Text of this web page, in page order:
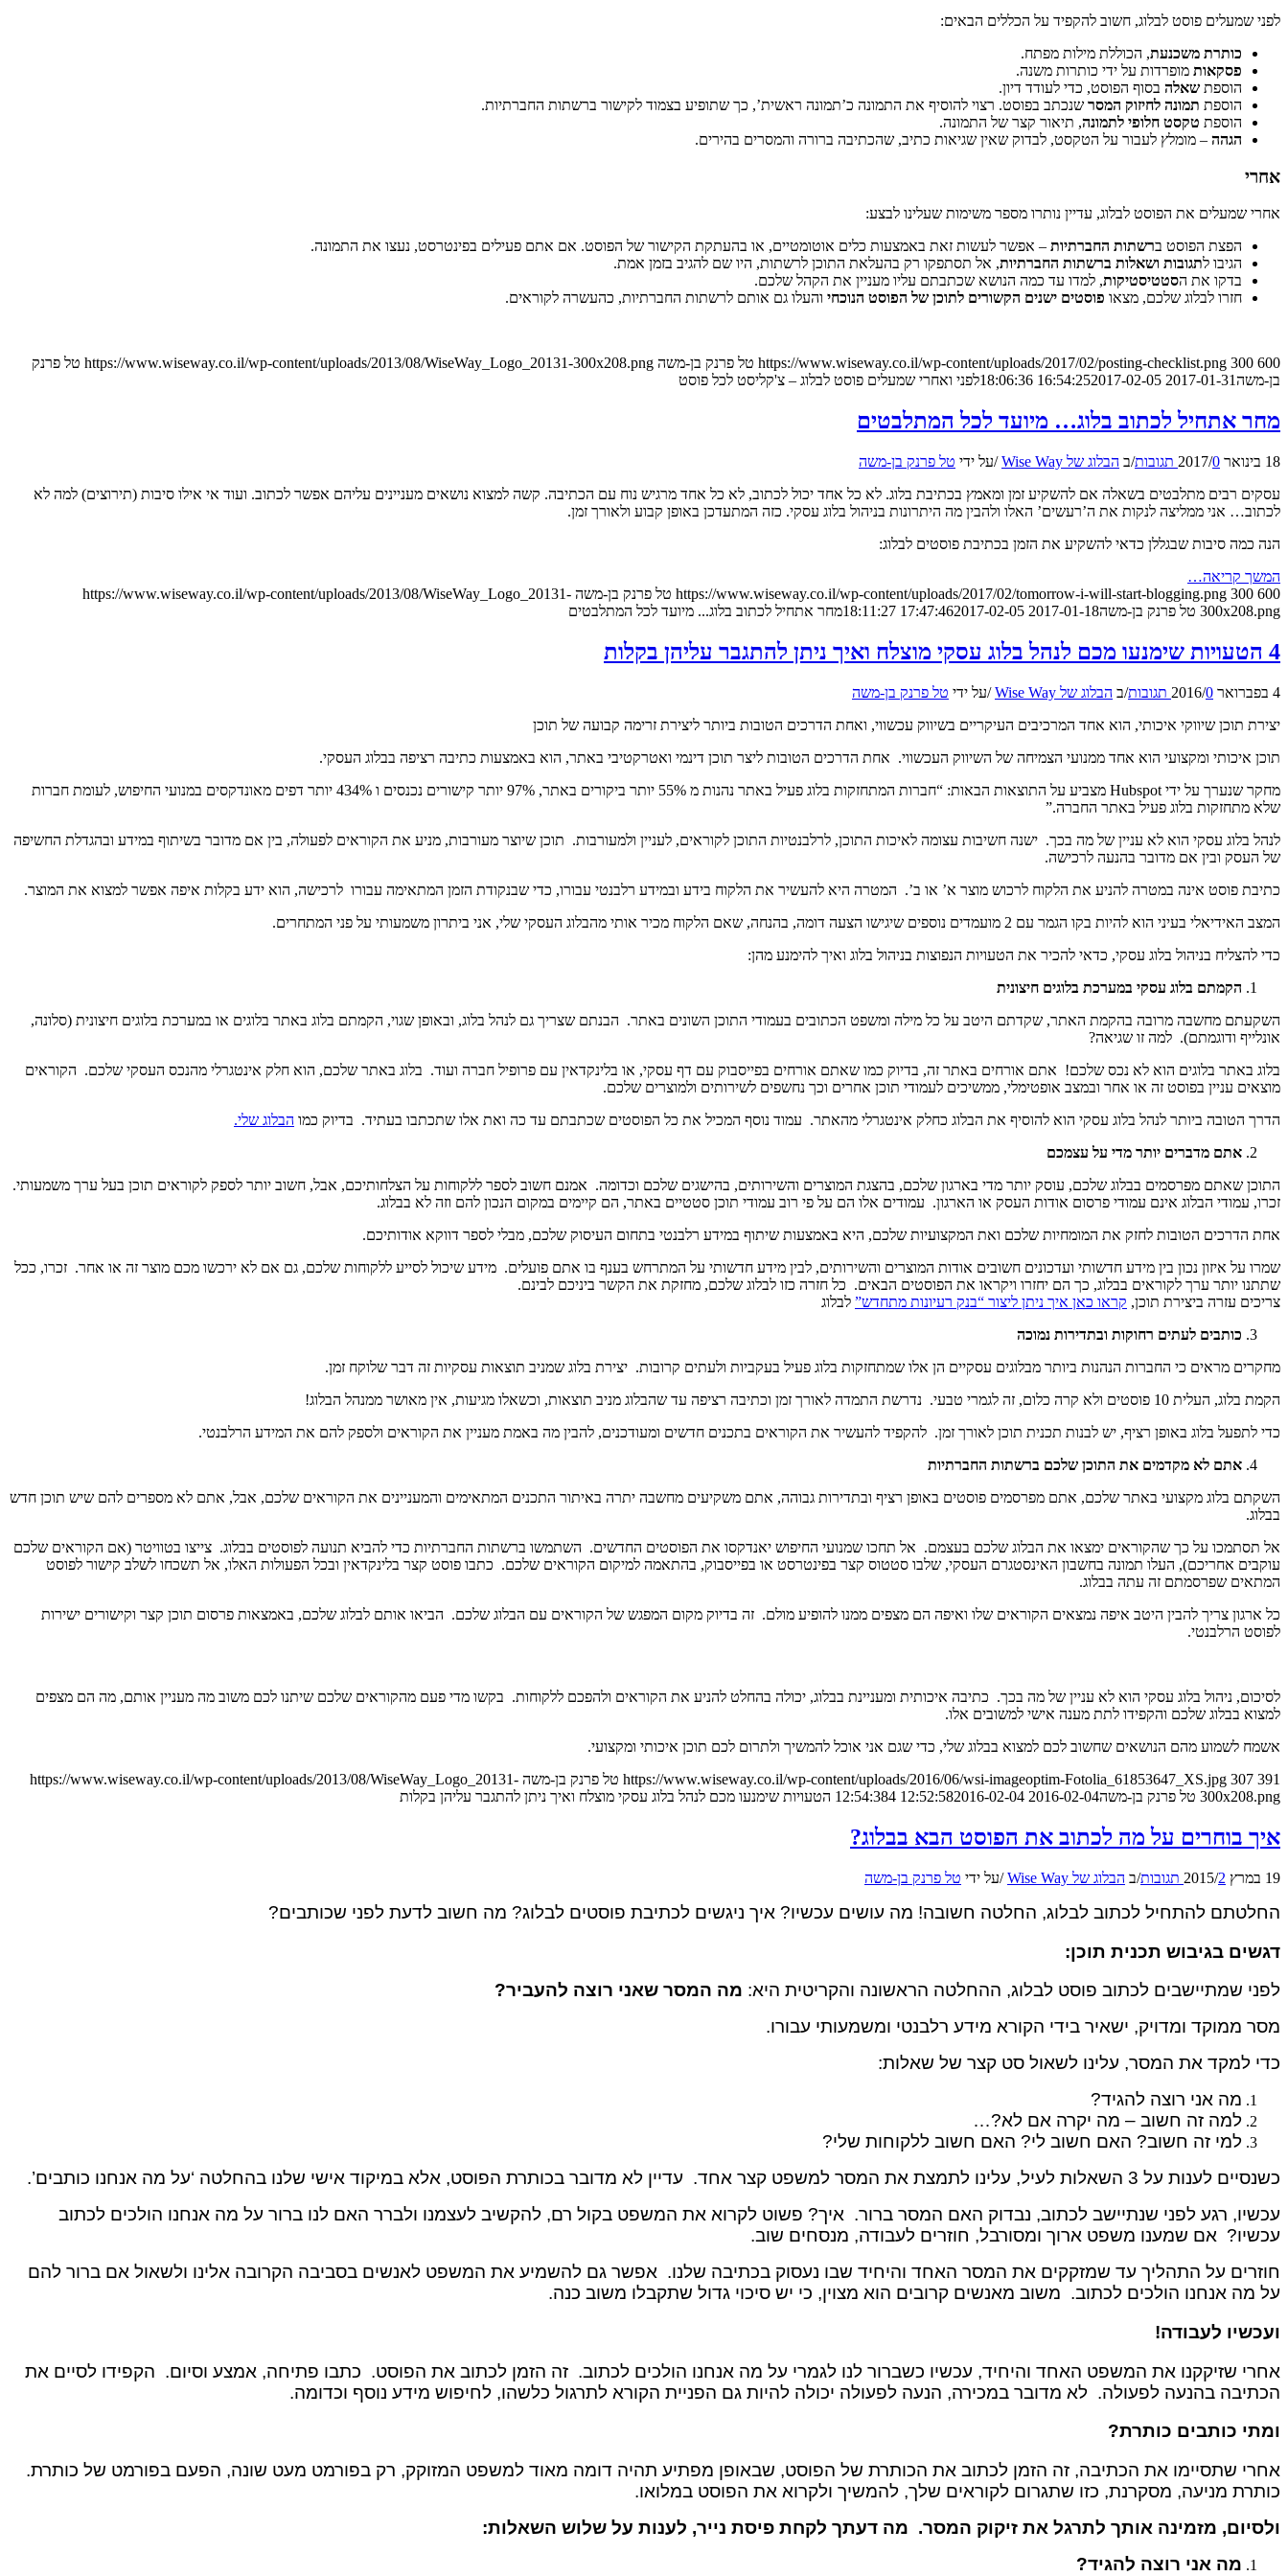
לפני שמעלים פוסט לבלוג, חשוב להקפיד על הכללים הבאים:
כותרת משכנעת, הכוללת מילות מפתח.
פסקאות מופרדות על ידי כותרות משנה.
הוספת שאלה בסוף הפוסט, כדי לעודד דיון.
הוספת תמונה לחיזוק המסר שנכתב בפוסט. רצוי להוסיף את התמונה כ’תמונה ראשית’, כך שתופיע בצמוד לקישור ברשתות החברתיות.
הוספת טקסט חלופי לתמונה, תיאור קצר של התמונה.
הגהה – מומלץ לעבור על הטקסט, לבדוק שאין שגיאות כתיב, שהכתיבה ברורה והמסרים בהירים.
אחרי
אחרי שמעלים את הפוסט לבלוג, עדיין נותרו מספר משימות שעלינו לבצע:
הפצת הפוסט ברשתות החברתיות – אפשר לעשות זאת באמצעות כלים אוטומטיים, או בהעתקת הקישור של הפוסט. אם אתם פעילים בפינטרסט, נעצו את התמונה.
הגיבו לתגובות ושאלות ברשתות החברתיות, אל תסתפקו רק בהעלאת התוכן לרשתות, היו שם להגיב בזמן אמת.
בדקו את הסטטיסטיקות, למדו עד כמה הנושא שכתבתם עליו מעניין את הקהל שלכם.
חזרו לבלוג שלכם, מצאו פוסטים ישנים הקשורים לתוכן של הפוסט הנוכחי והעלו גם אותם לרשתות החברתיות, כהעשרה לקוראים.
https://www.wiseway.co.il/wp-content/uploads/2017/02/posting-checklist.png 300 600 טל פרנק בן-משה https://www.wiseway.co.il/wp-content/uploads/2013/08/WiseWay_Logo_20131-300x208.png טל פרנק
בן-משה2017-01-31 16:54:25
2017-02-05 18:06:36 לפני ואחרי שמעלים פוסט לבלוג – צ'קליסט לכל פוסט
מחר אתחיל לכתוב בלוג… מיועד לכל המתלבטים
18 בינואר 2017 /0 תגובות /ב הבלוג של Wise Way /על ידי טל פרנק בן-משה
עסקים רבים מתלבטים בשאלה אם להשקיע זמן ומאמץ בכתיבת בלוג. לא כל אחד יכול לכתוב, לא כל אחד מרגיש נוח עם הכתיבה. קשה למצוא נושאים מעניינים עליהם אפשר לכתוב. ועוד אי אילו סיבות (תירוצים) למה לא
לכתוב… אני ממליצה לנקות את ה’רעשים’ האלו ולהבין מה היתרונות בניהול בלוג עסקי. כזה המתעדכן באופן קבוע ולאורך זמן.
הנה כמה סיבות שבגללן כדאי להשקיע את הזמן בכתיבת פוסטים לבלוג:
המשך קריאה…
https://www.wiseway.co.il/wp-content/uploads/2017/02/tomorrow-i-will-start-blogging.png 300 600 טל פרנק בן-משה https://www.wiseway.co.il/wp-content/uploads/2013/08/WiseWay_Logo_20131-
300x208.png טל פרנק בן-משה2017-01-18 17:47:46
2017-02-05 18:11:27 מחר אתחיל לכתוב בלוג... מיועד לכל המתלבטים
4 הטעויות שימנעו מכם לנהל בלוג עסקי מוצלח ואיך ניתן להתגבר עליהן בקלות
4 בפברואר 2016 /0 תגובות /ב הבלוג של Wise Way /על ידי טל פרנק בן-משה
יצירת תוכן שיווקי איכותי, הוא אחד המרכיבים העיקריים בשיווק עכשווי, ואחת הדרכים הטובות ביותר ליצירת זרימה קבועה של תוכן
תוכן איכותי ומקצועי הוא אחד ממנועי הצמיחה של השיווק העכשווי. אחת הדרכים הטובות ליצר תוכן דינמי ואטרקטיבי באתר, הוא באמצעות כתיבה רציפה בבלוג העסקי.
מחקר שנערך על ידי Hubspot מצביע על התוצאות הבאות: “חברות המתחזקות בלוג פעיל באתר נהנות מ 55% יותר ביקורים באתר, 97% יותר קישורים נכנסים ו 434% יותר דפים מאונדקסים במנועי החיפוש, לעומת חברות
שלא מתחזקות בלוג פעיל באתר החברה.”
לנהל בלוג עסקי הוא לא עניין של מה בכך. ישנה חשיבות עצומה לאיכות התוכן, לרלבנטיות התוכן לקוראים, לעניין ולמעורבות. תוכן שיוצר מעורבות, מניע את הקוראים לפעולה, בין אם מדובר בשיתוף במידע ובהגדלת החשיפה
של העסק ובין אם מדובר בהנעה לרכישה.
כתיבת פוסט אינה במטרה להניע את הלקוח לרכוש מוצר א’ או ב’. המטרה היא להעשיר את הלקוח בידע ובמידע רלבנטי עבורו, כדי שבנקודת הזמן המתאימה עבורו לרכישה, הוא ידע בקלות איפה אפשר למצוא את המוצר.
המצב האידיאלי בעיני הוא להיות בקו הגמר עם 2 מועמדים נוספים שיגישו הצעה דומה, בהנחה, שאם הלקוח מכיר אותי מהבלוג העסקי שלי, אני ביתרון משמעותי על פני המתחרים.
כדי להצליח בניהול בלוג עסקי, כדאי להכיר את הטעויות הנפוצות בניהול בלוג ואיך להימנע מהן:
הקמתם בלוג עסקי במערכת בלוגים חיצונית
השקעתם מחשבה מרובה בהקמת האתר, שקדתם היטב על כל מילה ומשפט הכתובים בעמודי התוכן השונים באתר. הבנתם שצריך גם לנהל בלוג, ובאופן שגוי, הקמתם בלוג באתר בלוגים או במערכת בלוגים חיצונית (סלונה,
אונלייף ודוגמתם). למה זו שגיאה?
בלוג באתר בלוגים הוא לא נכס שלכם! אתם אורחים באתר זה, בדיוק כמו שאתם אורחים בפייסבוק עם דף עסקי, או בלינקדאין עם פרופיל חברה ועוד. בלוג באתר שלכם, הוא חלק אינטגרלי מהנכס העסקי שלכם. הקוראים
מוצאים עניין בפוסט זה או אחר ובמצב אופטימלי, ממשיכים לעמודי תוכן אחרים וכך נחשפים לשירותים ולמוצרים שלכם.
הדרך הטובה ביותר לנהל בלוג עסקי הוא להוסיף את הבלוג כחלק אינטגרלי מהאתר. עמוד נוסף המכיל את כל הפוסטים שכתבתם עד כה ואת אלו שתכתבו בעתיד. בדיוק כמו הבלוג שלי.
אתם מדברים יותר מדי על עצמכם
התוכן שאתם מפרסמים בבלוג שלכם, עוסק יותר מדי בארגון שלכם, בהצגת המוצרים והשירותים, בהישגים שלכם וכדומה. אמנם חשוב לספר ללקוחות על הצלחותיכם, אבל, חשוב יותר לספק לקוראים תוכן בעל ערך משמעותי.
זכרו, עמודי הבלוג אינם עמודי פרסום אודות העסק או הארגון. עמודים אלו הם על פי רוב עמודי תוכן סטטיים באתר, הם קיימים במקום הנכון להם וזה לא בבלוג.
אחת הדרכים הטובות לחזק את המומחיות שלכם ואת המקצועיות שלכם, היא באמצעות שיתוף במידע רלבנטי בתחום העיסוק שלכם, מבלי לספר דווקא אודותיכם.
שמרו על איזון נכון בין מידע חדשותי ועדכונים חשובים אודות המוצרים והשירותים, לבין מידע חדשותי על המתרחש בענף בו אתם פועלים. מידע שיכול לסייע ללקוחות שלכם, גם אם לא ירכשו מכם מוצר זה או אחר. זכרו, ככל
שתתנו יותר ערך לקוראים בבלוג, כך הם יחזרו ויקראו את הפוסטים הבאים. כל חזרה כזו לבלוג שלכם, מחזקת את הקשר ביניכם לבינם.
צריכים עזרה ביצירת תוכן, קראו כאן איך ניתן ליצור “בנק רעיונות מתחדש” לבלוג
כותבים לעתים רחוקות ובתדירות נמוכה
מחקרים מראים כי החברות הנהנות ביותר מבלוגים עסקיים הן אלו שמתחזקות בלוג פעיל בעקביות ולעתים קרובות. יצירת בלוג שמניב תוצאות עסקיות זה דבר שלוקח זמן.
הקמת בלוג, העלית 10 פוסטים ולא קרה כלום, זה לגמרי טבעי. נדרשת התמדה לאורך זמן וכתיבה רציפה עד שהבלוג מניב תוצאות, וכשאלו מגיעות, אין מאושר ממנהל הבלוג!
כדי לתפעל בלוג באופן רציף, יש לבנות תכנית תוכן לאורך זמן. להקפיד להעשיר את הקוראים בתכנים חדשים ומעודכנים, להבין מה באמת מעניין את הקוראים ולספק להם את המידע הרלבנטי.
אתם לא מקדמים את התוכן שלכם ברשתות החברתיות
השקתם בלוג מקצועי באתר שלכם, אתם מפרסמים פוסטים באופן רציף ובתדירות גבוהה, אתם משקיעים מחשבה יתרה באיתור התכנים המתאימים והמעניינים את הקוראים שלכם, אבל, אתם לא מספרים להם שיש תוכן חדש
בבלוג.
אל תסתמכו על כך שהקוראים ימצאו את הבלוג שלכם בעצמם. אל תחכו שמנועי החיפוש יאנדקסו את הפוסטים החדשים. השתמשו ברשתות החברתיות כדי להביא תנועה לפוסטים בבלוג. צייצו בטוויטר (אם הקוראים שלכם
עוקבים אחריכם), העלו תמונה בחשבון האינסטגרם העסקי, שלבו סטטוס קצר בפינטרסט או בפייסבוק, בהתאמה למיקום הקוראים שלכם. כתבו פוסט קצר בלינקדאין ובכל הפעולות האלו, אל תשכחו לשלב קישור לפוסט
המתאים שפרסמתם זה עתה בבלוג.
כל ארגון צריך להבין היטב איפה נמצאים הקוראים שלו ואיפה הם מצפים ממנו להופיע מולם. זה בדיוק מקום המפגש של הקוראים עם הבלוג שלכם. הביאו אותם לבלוג שלכם, באמצאות פרסום תוכן קצר וקישורים ישירות
לפוסט הרלבנטי.
לסיכום, ניהול בלוג עסקי הוא לא עניין של מה בכך. כתיבה איכותית ומעניינת בבלוג, יכולה בהחלט להניע את הקוראים ולהפכם ללקוחות. בקשו מדי פעם מהקוראים שלכם שיתנו לכם משוב מה מעניין אותם, מה הם מצפים
למצוא בבלוג שלכם והקפידו לתת מענה אישי למשובים אלו.
אשמח לשמוע מהם הנושאים שחשוב לכם למצוא בבלוג שלי, כדי שגם אני אוכל להמשיך ולתרום לכם תוכן איכותי ומקצועי.
https://www.wiseway.co.il/wp-content/uploads/2016/06/wsi-imageoptim-Fotolia_61853647_XS.jpg 307 391 טל פרנק בן-משה https://www.wiseway.co.il/wp-content/uploads/2013/08/WiseWay_Logo_20131-
300x208.png טל פרנק בן-משה2016-02-04 12:52:58
2016-02-04 12:54:38 4 הטעויות שימנעו מכם לנהל בלוג עסקי מוצלח ואיך ניתן להתגבר עליהן בקלות
איך בוחרים על מה לכתוב את הפוסט הבא בבלוג?
19 במרץ 2015 /2 תגובות /ב הבלוג של Wise Way /על ידי טל פרנק בן-משה
החלטתם להתחיל לכתוב לבלוג, החלטה חשובה! מה עושים עכשיו? איך ניגשים לכתיבת פוסטים לבלוג? מה חשוב לדעת לפני שכותבים?
דגשים בגיבוש תכנית תוכן:
לפני שמתיישבים לכתוב פוסט לבלוג, ההחלטה הראשונה והקריטית היא: מה המסר שאני רוצה להעביר?
מסר ממוקד ומדויק, ישאיר בידי הקורא מידע רלבנטי ומשמעותי עבורו.
כדי למקד את המסר, עלינו לשאול סט קצר של שאלות:
מה אני רוצה להגיד?
למה זה חשוב – מה יקרה אם לא?…
למי זה חשוב? האם חשוב לי? האם חשוב ללקוחות שלי?
כשנסיים לענות על 3 השאלות לעיל, עלינו לתמצת את המסר למשפט קצר אחד. עדיין לא מדובר בכותרת הפוסט, אלא במיקוד אישי שלנו בהחלטה ‘על מה אנחנו כותבים’.
עכשיו, רגע לפני שנתיישב לכתוב, נבדוק האם המסר ברור. איך? פשוט לקרוא את המשפט בקול רם, להקשיב לעצמנו ולברר האם לנו ברור על מה אנחנו הולכים לכתוב
עכשיו? אם שמענו משפט ארוך ומסורבל, חוזרים לעבודה, מנסחים שוב.
חוזרים על התהליך עד שמזקקים את המסר האחד והיחיד שבו נעסוק בכתיבה שלנו. אפשר גם להשמיע את המשפט לאנשים בסביבה הקרובה אלינו ולשאול אם ברור להם
על מה אנחנו הולכים לכתוב. משוב מאנשים קרובים הוא מצוין, כי יש סיכוי גדול שתקבלו משוב כנה.
ועכשיו לעבודה!
אחרי שזיקקנו את המשפט האחד והיחיד, עכשיו כשברור לנו לגמרי על מה אנחנו הולכים לכתוב. זה הזמן לכתוב את הפוסט. כתבו פתיחה, אמצע וסיום. הקפידו לסיים את
הכתיבה בהנעה לפעולה. לא מדובר במכירה, הנעה לפעולה יכולה להיות גם הפניית הקורא לתרגול כלשהו, לחיפוש מידע נוסף וכדומה.
ומתי כותבים כותרת?
אחרי שתסיימו את הכתיבה, זה הזמן לכתוב את הכותרת של הפוסט, שבאופן מפתיע תהיה דומה מאוד למשפט המזוקק, רק בפורמט מעט שונה, הפעם בפורמט של כותרת.
כותרת מניעה, מסקרנת, כזו שתגרום לקוראים שלך, להמשיך ולקרוא את הפוסט במלואו.
ולסיום, מזמינה אותך לתרגל את זיקוק המסר. מה דעתך לקחת פיסת נייר, לענות על שלוש השאלות:
מה אני רוצה להגיד?